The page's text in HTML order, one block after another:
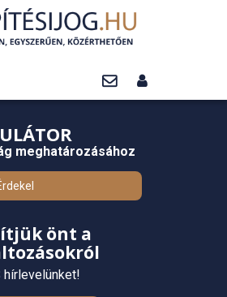
meghatározásához
önt a
hírlevelünket!